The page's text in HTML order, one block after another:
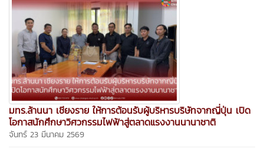
มทร.ล้านนา เชียงราย ให้การต้อนรับผู้บริหารบริษัทจากญี่ปุ่น เปิด
โอกาสนักศึกษาวิศวกรรมไฟฟ้าสู่ตลาดแรงงานนานาชาติ
จันทร์ 23 มีนาคม 2569